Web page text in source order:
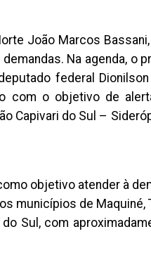
João Marcos
Na agenda, o
federal
com o objetivo de
Capivari do Sul –
objetivo atender à
municípios de Maquiné,
do Sul, com